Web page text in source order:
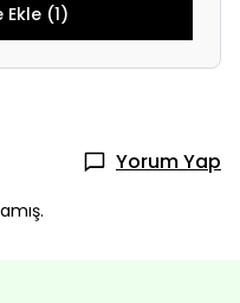
(1)
Yorum Yap